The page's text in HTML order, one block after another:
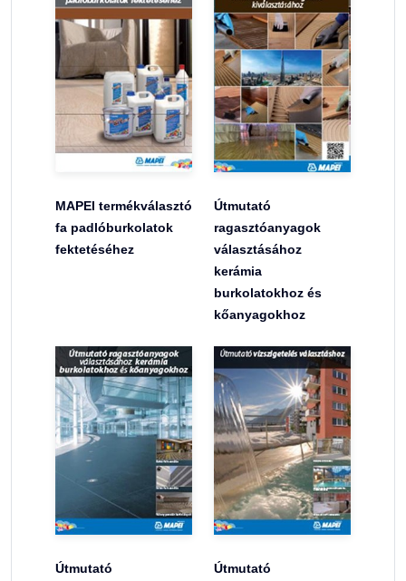
MAPEI termékválasztó
fa padlóburkolatok
fektetéséhez
Útmutató
ragasztóanyagok
választásához
kerámia
burkolatokhoz és
kőanyagokhoz
Útmutató
Útmutató